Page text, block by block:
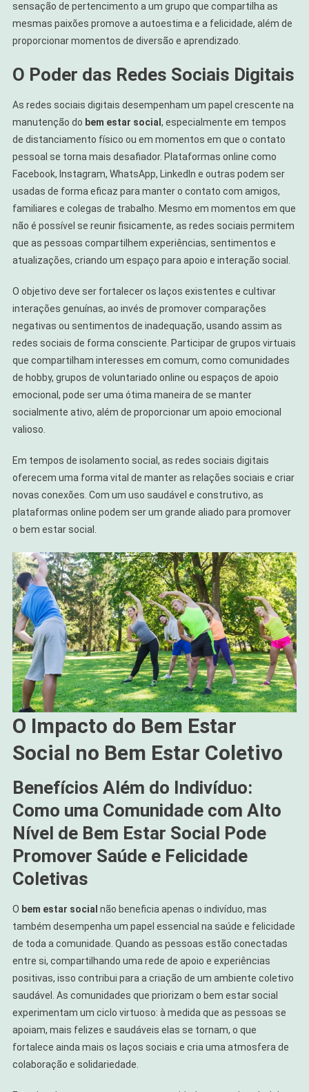
sensação de pertencimento a um grupo que compartilha as
mesmas paixões promove a autoestima e a felicidade, além de
proporcionar momentos de diversão e aprendizado.
O Poder das Redes Sociais Digitais
As redes sociais digitais desempenham um papel crescente na
manutenção do bem estar social , especialmente em tempos
de distanciamento físico ou em momentos em que o contato
pessoal se torna mais desafiador. Plataformas online como
Facebook, Instagram, WhatsApp, LinkedIn e outras podem ser
usadas de forma eficaz para manter o contato com amigos,
familiares e colegas de trabalho. Mesmo em momentos em que
não é possível se reunir fisicamente, as redes sociais permitem
que as pessoas compartilhem experiências, sentimentos e
atualizações, criando um espaço para apoio e interação social.
O objetivo deve ser fortalecer os laços existentes e cultivar
interações genuínas, ao invés de promover comparações
negativas ou sentimentos de inadequação, usando assim as
redes sociais de forma consciente. Participar de grupos virtuais
que compartilham interesses em comum, como comunidades
de hobby, grupos de voluntariado online ou espaços de apoio
emocional, pode ser uma ótima maneira de se manter
socialmente ativo, além de proporcionar um apoio emocional
valioso.
Em tempos de isolamento social, as redes sociais digitais
oferecem uma forma vital de manter as relações sociais e criar
novas conexões. Com um uso saudável e construtivo, as
plataformas online podem ser um grande aliado para promover
o bem estar social.
O Impacto do Bem Estar
Social no Bem Estar Coletivo
Benefícios Além do Indivíduo:
Como uma Comunidade com Alto
Nível de Bem Estar Social Pode
Promover Saúde e Felicidade
Coletivas
O bem estar social não beneficia apenas o indivíduo, mas
também desempenha um papel essencial na saúde e felicidade
de toda a comunidade. Quando as pessoas estão conectadas
entre si, compartilhando uma rede de apoio e experiências
positivas, isso contribui para a criação de um ambiente coletivo
saudável. As comunidades que priorizam o bem estar social
experimentam um ciclo virtuoso: à medida que as pessoas se
apoiam, mais felizes e saudáveis elas se tornam, o que
fortalece ainda mais os laços sociais e cria uma atmosfera de
colaboração e solidariedade.